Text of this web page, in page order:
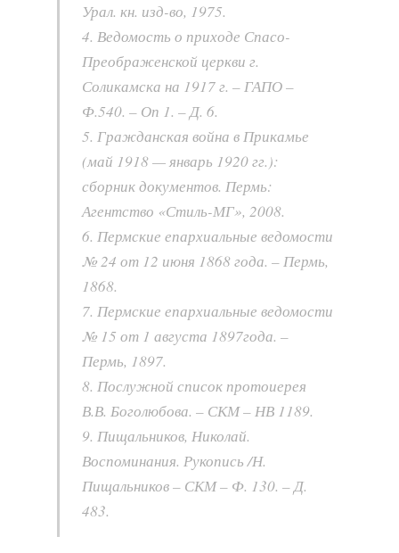
Урал. кн. изд-во, 1975.
4. Ведомость о приходе Спасо-
Преображенской церкви г.
Соликамска на 1917 г. – ГАПО –
Ф.540. – Оп 1. – Д. 6.
5. Гражданская война в Прикамье
(май 1918 — январь 1920 гг.):
сборник документов. Пермь:
Агентство «Стиль-МГ», 2008.
6. Пермские епархиальные ведомости
№ 24 от 12 июня 1868 года. – Пермь,
1868.
7. Пермские епархиальные ведомости
№ 15 от 1 августа 1897года. –
Пермь, 1897.
8. Послужной список протоиерея
В.В. Боголюбова. – СКМ – НВ 1189.
9. Пищальников, Николай.
Воспоминания. Рукопись /Н.
Пищальников – СКМ – Ф. 130. – Д.
483.